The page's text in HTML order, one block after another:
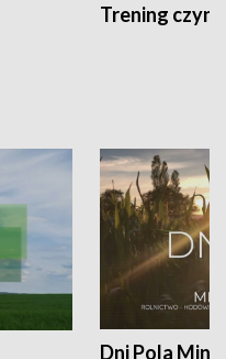
Trening czyni
Dni Pola